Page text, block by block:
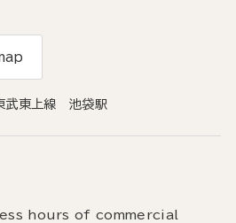
東武東上線 池袋駅
hours of commercial